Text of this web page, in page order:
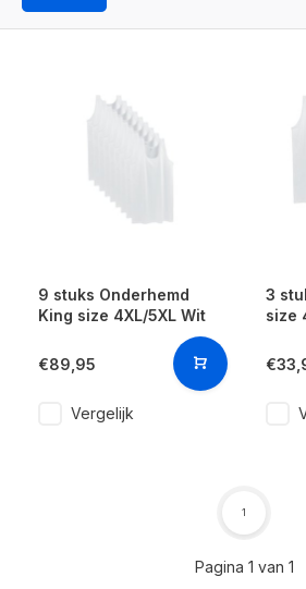
9 stuks Onderhemd
King size 4XL/5XL Wit
€89,95
Vergelijk
3
size
Pagina 1 van 1
1